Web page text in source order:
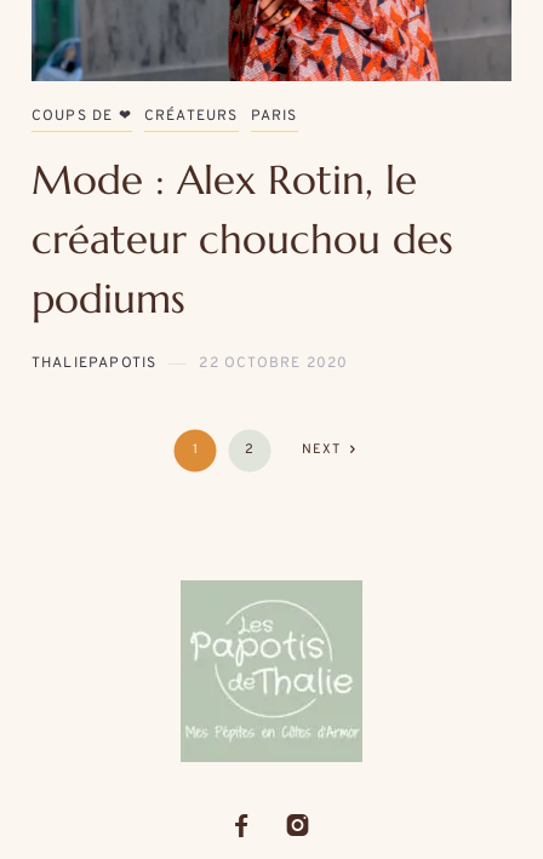
COUPS DE ❤ CRÉATEURS PARIS
Mode : Alex Rotin, le
créateur chouchou des
podiums
THALIEPAPOTIS 22 OCTOBRE 2020
1 2 NEXT